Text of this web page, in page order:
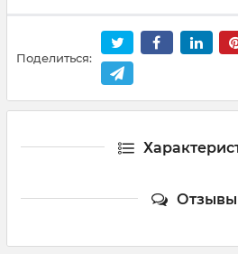
Поделиться:
Отзывы